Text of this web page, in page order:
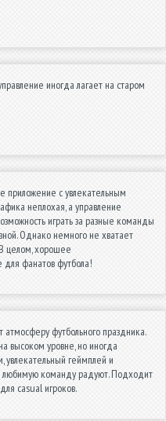
иногда лагает на старом
приложение с увлекательным
неплохая, а управление
играть за разные команды
Однако немного не хватает
целом, хорошее
фанатов футбола!
футбольного праздника.
высоком уровне, но иногда
увлекательный геймплей и
любимую команду радуют. Подходит
casual игроков.